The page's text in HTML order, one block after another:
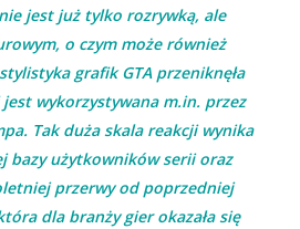
jest już tylko rozrywką, ale
o czym może również
grafik GTA przeniknęła
wykorzystywana m.in. przez
Tak duża skala reakcji wynika
bazy użytkowników serii oraz
przerwy od poprzedniej
dla branży gier okazała się